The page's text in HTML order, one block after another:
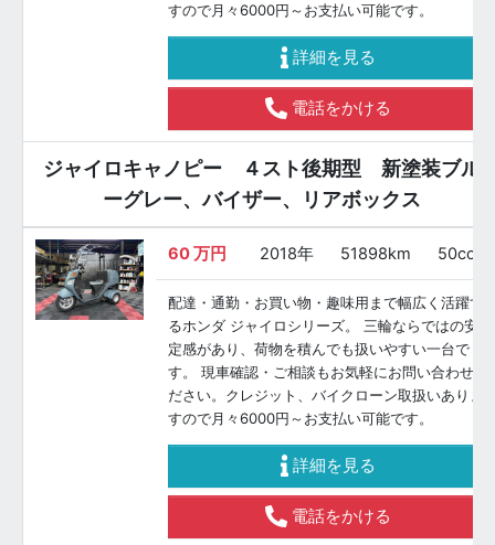
すので月々6000円～お支払い可能です。
詳細を見る
電話をかける
ジャイロキャノピー ４スト後期型 新塗装ブル
ーグレー、バイザー、リアボックス
60万円 2018年 51898km 50cc
配達・通勤・お買い物・趣味用まで幅広く活躍す
るホンダ ジャイロシリーズ。 三輪ならではの安
定感があり、荷物を積んでも扱いやすい一台で
す。 現車確認・ご相談もお気軽にお問い合わせく
ださい。クレジット、バイクローン取扱いありま
すので月々6000円～お支払い可能です。
詳細を見る
電話をかける